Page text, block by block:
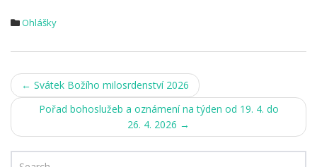
Ohlášky
Post
navigation
← Svátek Božího milosrdenství 2026
Pořad bohoslužeb a oznámení na týden od 19. 4. do
26. 4. 2026 →